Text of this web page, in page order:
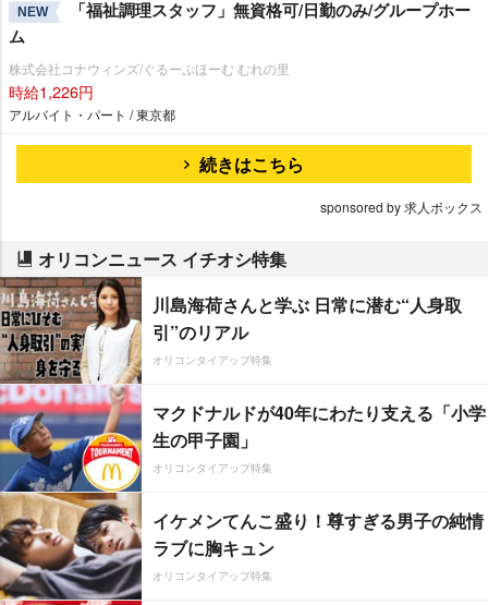
NEW
「福祉調理スタッフ」無資格可/日勤のみ/グループホー
ム
株式会社コナウィンズ/ぐるーぷほーむ むれの里
時給1,226円
アルバイト・パート / 東京都
続きはこちら
sponsored by 求人ボックス
オリコンニュース イチオシ特集
川島海荷さんと学ぶ 日常に潜む“人身取
引”のリアル
オリコンタイアップ特集
マクドナルドが40年にわたり支える「小学
生の甲子園」
オリコンタイアップ特集
イケメンてんこ盛り！尊すぎる男子の純情
ラブに胸キュン
オリコンタイアップ特集